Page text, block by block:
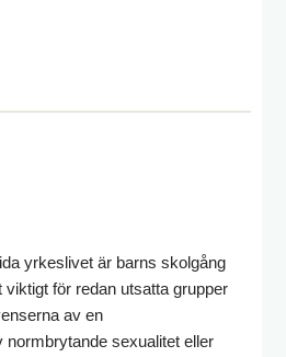
yrkeslivet är barns skolgång
för redan utsatta grupper
av en
normbrytande sexualitet eller